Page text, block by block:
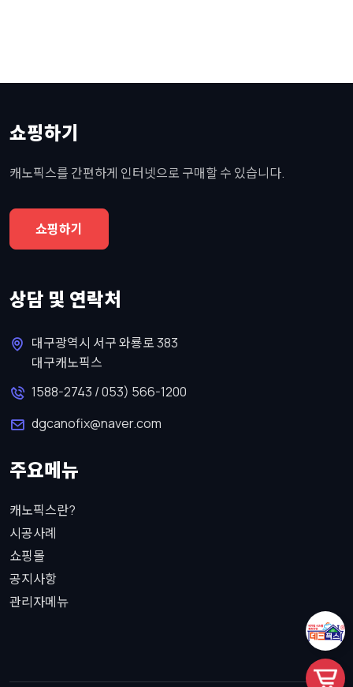
쇼핑하기
캐노픽스를 간편하게 인터넷으로 구매할 수 있습니다.
쇼핑하기
상담 및 연락처
대구광역시 서구 와룡로 383
대구캐노픽스
1588-2743 / 053) 566-1200
dgcanofix@naver.com
주요메뉴
캐노픽스란?
시공사례
쇼핑몰
공지사항
관리자메뉴